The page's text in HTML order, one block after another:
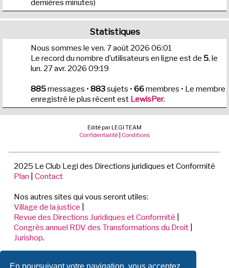
En poursuivant votre navigation, vous acceptez
dernières minutes)
Statistiques
Nous sommes le ven. 7 août 2026 06:01
Le record du nombre d’utilisateurs en ligne est de 5, le
lun. 27 avr. 2026 09:19
885messages • 883sujets • 66membres • Le membre
enregistré le plus récent est LewisPer.
Edité par LEGI TEAM
Confidentialité Conditions
2025 Le Club Legi des Directions juridiques et Conformité
Plan
Contact
Nos autres sites qui vous seront utiles:
Village de la justice
Revue des Directions Juridiques et Conformité
Congrès annuel RDV des Transformations du Droit
Jurishop.